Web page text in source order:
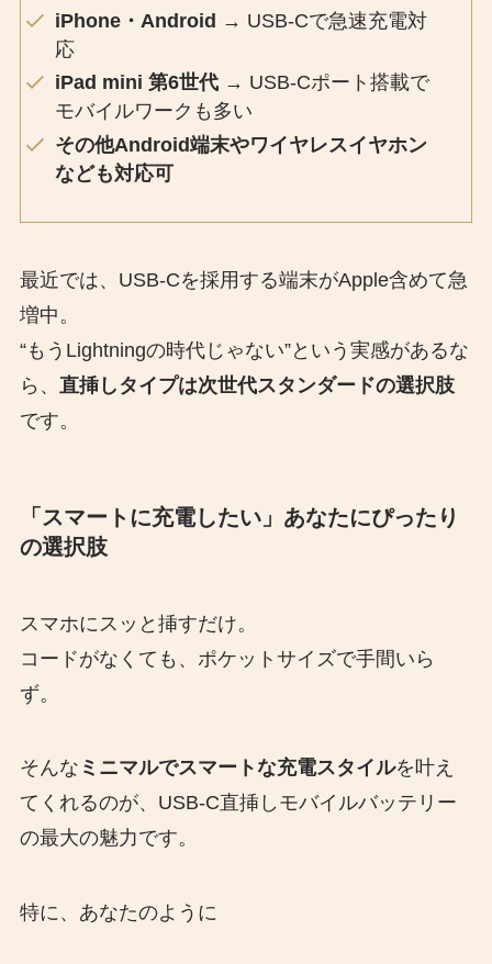
iPhone・Android → USB-Cで急速充電対
応
iPad mini 第6世代 → USB-Cポート搭載で
モバイルワークも多い
その他Android端末やワイヤレスイヤホン
なども対応可
最近では、USB-Cを採用する端末がApple含めて急
増中。
“もうLightningの時代じゃない”という実感があるな
ら、 直挿しタイプは次世代スタンダードの選択肢
です。
「スマートに充電したい」あなたにぴったり
の選択肢
スマホにスッと挿すだけ。
コードがなくても、ポケットサイズで手間いら
ず。
そんな ミニマルでスマートな充電スタイルを叶え
てくれるのが、USB-C直挿しモバイルバッテリー
の最大の魅力です。
特に、あなたのように